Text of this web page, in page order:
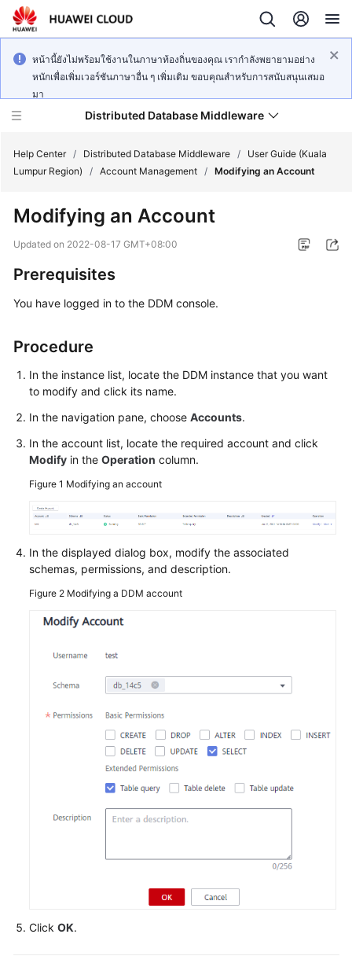
หน้านี้ยังไม่พร้อมใช้งานในภาษาท้องถิ่นของคุณ เรากำลังพยายามอย่าง
หนักเพื่อเพิ่มเวอร์ชันภาษาอื่น ๆ เพิ่มเติม ขอบคุณสำหรับการสนับสนุนเสมอ
มา
Distributed Database Middleware
New
Bulletin
Service
Getting
Started
User
API
Reference
SDK
Reference
Practices
White
Glossary
Help Center / Distributed Database Middleware /
User Guide (Kuala
Lumpur Region)
/ Account Management / Modifying an Account
Modifying an Account
Updated on 2022-08-17 GMT+08:00
Prerequisites
You have logged in to the DDM console.
Procedure
In the instance list, locate the DDM instance that you want
to modify and click its name.
In the navigation pane, choose Accounts.
In the account list, locate the required account and click
Modify in the Operation column.
Figure 1 Modifying an account
In the displayed dialog box, modify the associated
schemas, permissions, and description.
Figure 2 Modifying a DDM account
Click OK.